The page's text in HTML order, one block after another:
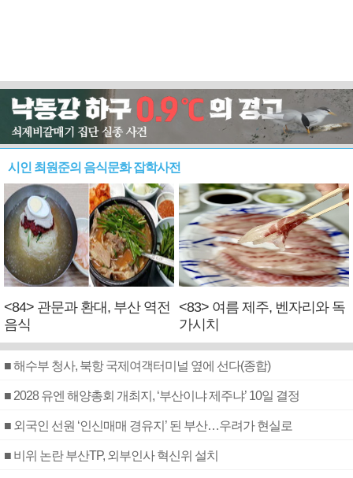
시인 최원준의 음식문화 잡학사전
<84> 관문과 환대, 부산 역전
음식
<83> 여름 제주, 벤자리와 독
가시치
■ 해수부 청사, 북항 국제여객터미널 옆에 선다(종합)
■ 2028 유엔 해양총회 개최지, ‘부산이냐 제주냐’ 10일 결정
■ 외국인 선원 ‘인신매매 경유지’ 된 부산…우려가 현실로
■ 비위 논란 부산TP, 외부인사 혁신위 설치